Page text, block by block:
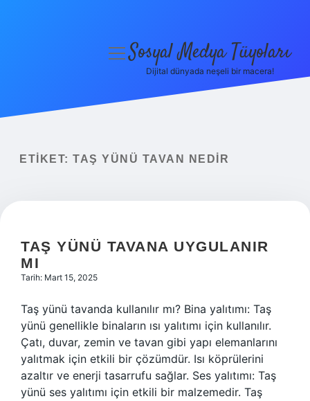
Yasal Uyarı
menüyüSosyal Medya Tüyoları
Dijital dünyada neşeli bir macera!
ETIKET: TAŞ YÜNÜ TAVAN NEDIR
TAŞ YÜNÜ TAVANA UYGULANIR
MI
Tarih: Mart 15, 2025
Taş yünü tavanda kullanılır mı? Bina yalıtımı: Taş
yünü genellikle binaların ısı yalıtımı için kullanılır.
Çatı, duvar, zemin ve tavan gibi yapı elemanlarını
yalıtmak için etkili bir çözümdür. Isı köprülerini
azaltır ve enerji tasarrufu sağlar. Ses yalıtımı: Taş
yünü ses yalıtımı için etkili bir malzemedir. Taş